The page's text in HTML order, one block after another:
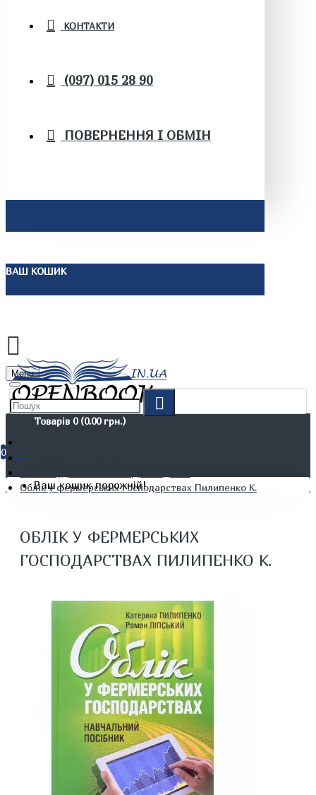
КОНТАКТИ
(097) 015 28 90
ПОВЕРНЕННЯ І ОБМІН
ВАШ КОШИК
Menu
Товарів 0 (0.00 грн.)
0
Ваш кошик порожній!
Не художня література
Облік у фермерських господарствах Пилипенко К.
ОБЛІК У ФЕРМЕРСЬКИХ
ГОСПОДАРСТВАХ ПИЛИПЕНКО К.